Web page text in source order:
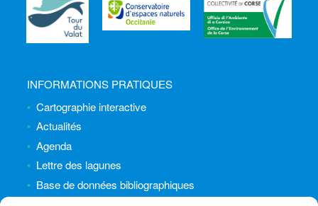
INFORMATIONS PRATIQUES
Cartographie interactive
Actualités
Agenda
Lettre des lagunes
Base de données bibliographiques